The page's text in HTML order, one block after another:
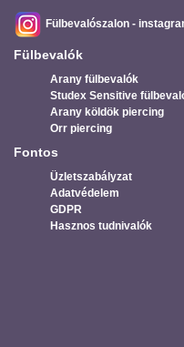
Fülbevalószalon -
Fülbevalók
Arany fülbevalók
Studex Sensitive
Arany köldök piercing
Orr piercing
Fontos
Üzletszabályzat
Adatvédelem
GDPR
Hasznos tudnivalók